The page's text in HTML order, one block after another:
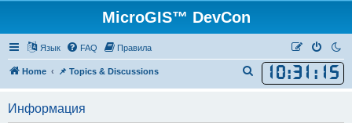
MicroGIS™ DevCon
Язык FAQ Правила
Home 📌 Topics & Discussions 10:31 : 15
о
Информация